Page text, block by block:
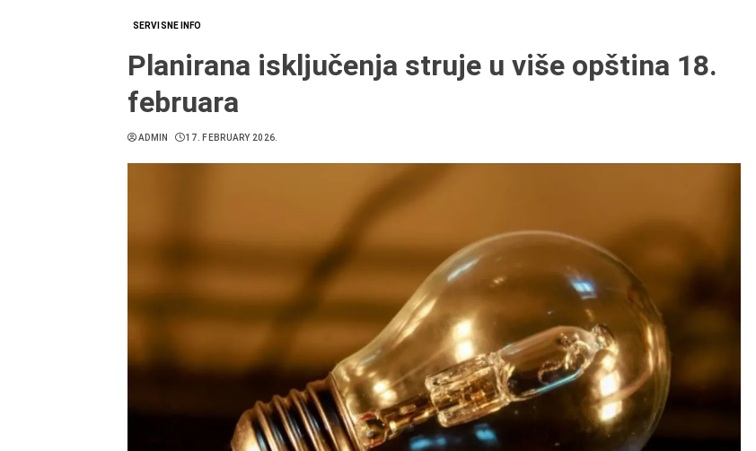
SERVISNE INFO
Planirana isključenja struje u više opština 18.
februara
ADMIN 17. FEBRUARY 2026.